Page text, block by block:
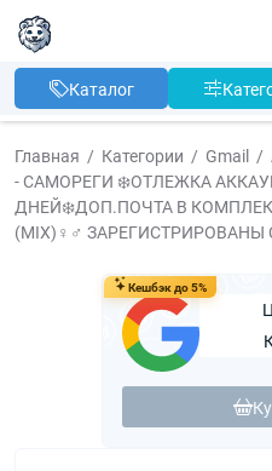
Каталог
Главная Категории Gmail
- САМОРЕГИ ❄️ОТЛЕЖКА
ДНЕЙ❄️ДОП.ПОЧТА В
(МIX)♀♂ ЗАРЕГИСТРИРОВАНЫ
Кешбэк до 5%